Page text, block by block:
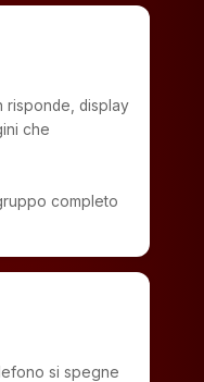
risponde, display
che
completo
si spegne